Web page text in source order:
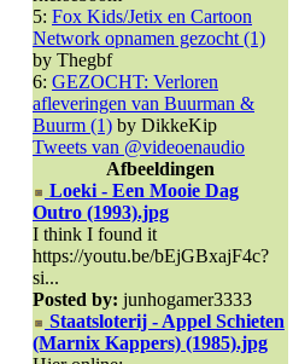
5: Fox Kids/Jetix en Cartoon
Network opnamen gezocht (1)
by Thegbf
6: GEZOCHT: Verloren
afleveringen van Buurman &
Buurm (1) by DikkeKip
Tweets van @videoenaudio
Afbeeldingen
Loeki - Een Mooie Dag
Outro (1993).jpg
I think I found it
https://youtu.be/bEjGBxajF4c?
si...
Posted by: junhogamer3333
Staatsloterij - Appel Schieten
(Marnix Kappers) (1985).jpg